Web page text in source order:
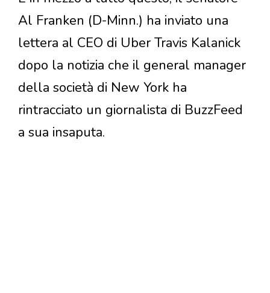
Al Franken (D-Minn.) ha inviato una
lettera al CEO di Uber Travis Kalanick
dopo la notizia che il general manager
della società di New York ha
rintracciato un giornalista di BuzzFeed
a sua insaputa.